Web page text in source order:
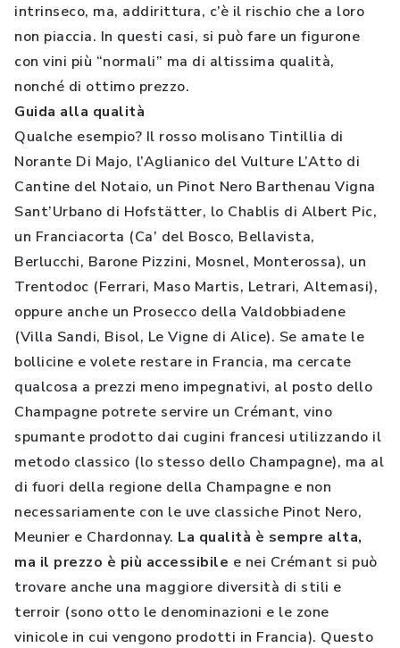
intrinseco, ma, addirittura, c’è il rischio che a loro
non piaccia. In questi casi, si può fare un figurone
con vini più “normali” ma di altissima qualità,
nonché di ottimo prezzo.
Guida alla qualità
Qualche esempio? Il rosso molisano Tintillia di
Norante Di Majo, l’Aglianico del Vulture L’Atto di
Cantine del Notaio, un Pinot Nero Barthenau Vigna
Sant’Urbano di Hofstätter, lo Chablis di Albert Pic,
un Franciacorta (Ca’ del Bosco, Bellavista,
Berlucchi, Barone Pizzini, Mosnel, Monterossa), un
Trentodoc (Ferrari, Maso Martis, Letrari, Altemasi),
oppure anche un Prosecco della Valdobbiadene
(Villa Sandi, Bisol, Le Vigne di Alice). Se amate le
bollicine e volete restare in Francia, ma cercate
qualcosa a prezzi meno impegnativi, al posto dello
Champagne potrete servire un Crémant, vino
spumante prodotto dai cugini francesi utilizzando il
metodo classico (lo stesso dello Champagne), ma al
di fuori della regione della Champagne e non
necessariamente con le uve classiche Pinot Nero,
Meunier e Chardonnay. La qualità è sempre alta,
ma il prezzo è più accessibile e nei Crémant si può
trovare anche una maggiore diversità di stili e
terroir (sono otto le denominazioni e le zone
vinicole in cui vengono prodotti in Francia). Questo